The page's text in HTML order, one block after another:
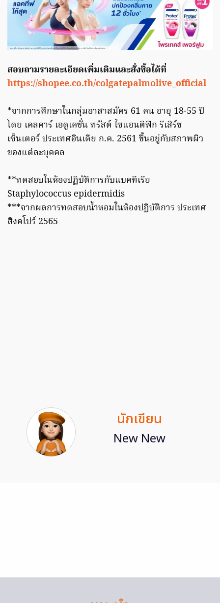
สอบถามรายละเอียดเพิ่มเติมและสั่งซื้อได้ที่
https://shopee.co.th/colgatepalmolive_official
*จากการศึกษาในกลุ่มอาสาสมัคร 61 คน อายุ 18-55 ปี
โดย เคลคาร์ เอดูเคชั่น ทรัสต์ ไซแอนติฟิก รีเสิร์ช
เซ็นเตอร์ ประเทศอินเดีย ก.ค. 2561 ขึ้นอยู่กับสภาพผิว
ของแต่ละบุคคล
**ทดสอบในห้องปฏิบัติการกับแบคทีเรีย
Staphylococcus epidermidis
***จากผลการทดสอบน้ำหอมในห้องปฏิบัติการ ประเทศ
สิงคโปร์ 2565
นักเขียน
New New